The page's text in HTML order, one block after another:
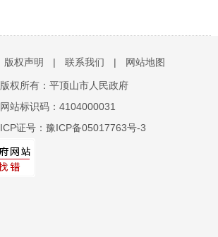
版权声明 | 联系我们 | 网站地图
版权所有：平顶山市人民政府
网站标识码：4104000031
ICP证号：豫ICP备05017763号-3